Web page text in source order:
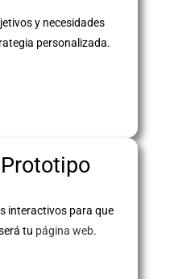
y necesidades
personalizada.
interactivos para que
tu página web.